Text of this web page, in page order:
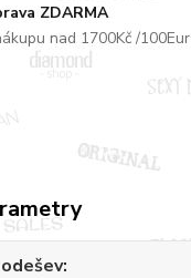
ZDARMA
nad 1700Kč /100Eur